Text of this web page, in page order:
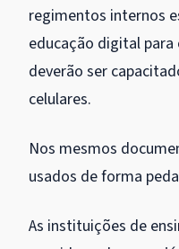
regimentos internos
educação digital
deverão ser
celulares.
Nos mesmos
usados de forma
As instituições de